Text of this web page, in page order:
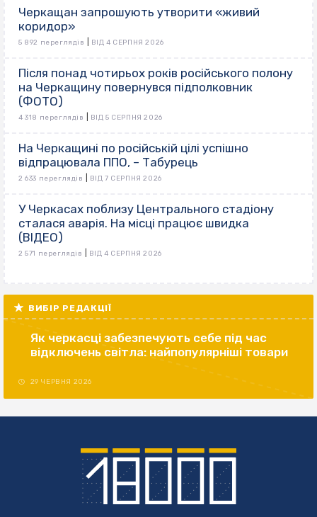
Черкащан запрошують утворити «живий
коридор»
5 892 переглядів ВІД 4 СЕРПНЯ 2026
Після понад чотирьох років російського полону
на Черкащину повернувся підполковник
(ФОТО)
4 318 переглядів ВІД 5 СЕРПНЯ 2026
На Черкащині по російській цілі успішно
відпрацювала ППО, – Табурець
2 633 переглядів ВІД 7 СЕРПНЯ 2026
У Черкасах поблизу Центрального стадіону
сталася аварія. На місці працює швидка
(ВІДЕО)
2 571 переглядів ВІД 4 СЕРПНЯ 2026
ВИБІР РЕДАКЦІЇ
Як черкасці забезпечують себе під час
відключень світла: найпопулярніші товари
29 ЧЕРВНЯ 2026